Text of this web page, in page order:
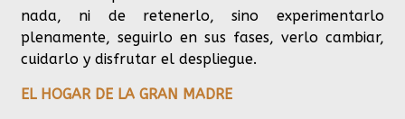
nada, ni de retenerlo, sino experimentarlo
plenamente, seguirlo en sus fases, verlo cambiar,
cuidarlo y disfrutar el despliegue.
EL HOGAR DE LA GRAN MADRE